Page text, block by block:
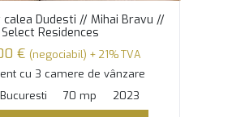
Dudesti // Mihai Bravu //
Select Residences
€ (negociabil) + 21% TVA
cu 3 camere de vânzare
70 mp 2023